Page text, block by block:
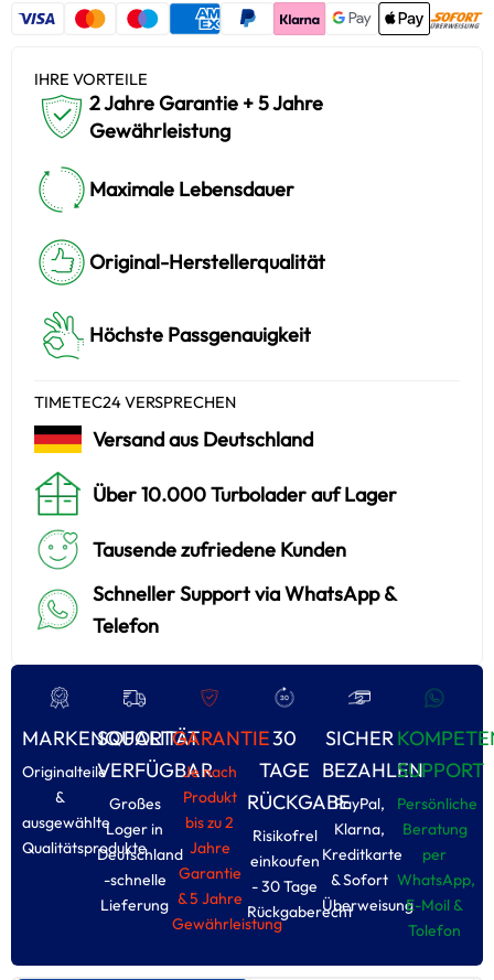
IHRE VORTEILE
2 Jahre Garantie + 5 Jahre
Gewährleistung
Maximale Lebensdauer
Original-Herstellerqualität
Höchste Passgenauigkeit
TIMETEC24 VERSPRECHEN
Versand aus Deutschland
Über 10.000 Turbolader auf Lager
Tausende zufriedene Kunden
Schneller Support via WhatsApp &
Telefon
MARKENQUALITÄT
Originalteile
&
ausgewählte
Qualitätsprodukte
SOFORT
VERFÜGBAR
Großes
Loger in
Deutschland
-schnelle
Lieferung
GARANTIE
Je nach
Produkt
bis zu 2
Jahre
Garantie
& 5 Jahre
Gewährleistung
30
TAGE
RÜCKGABE
Risikofrel
einkoufen
- 30 Tage
Rückgaberecht
SICHER
BEZAHLEN
PayPal,
Klarna,
Kreditkarte
& Sofort
Überweisung
SUPPORT
Persönliche
Beratung
per
WhatsApp,
E-Moil &
Tolefon